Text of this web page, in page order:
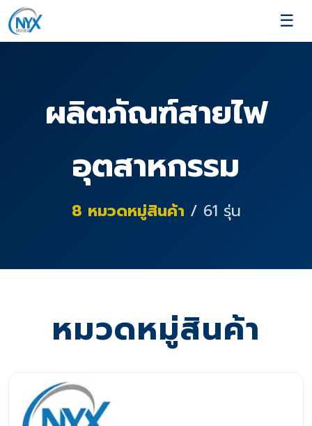
☰
ผลิตภัณฑ์สายไฟ
อุตสาหกรรม
8 หมวดหมู่สินค้า / 61 รุ่น
หมวดหมู่สินค้า